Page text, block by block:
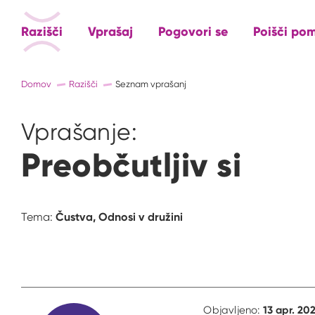
Razišči Vprašaj Pogovori se Poišči
Domov Razišči Seznam vprašanj
Vprašanje:
Preobčutljiv si
Tema: Čustva, Odnosi v družini
Objavljeno: 13 apr.